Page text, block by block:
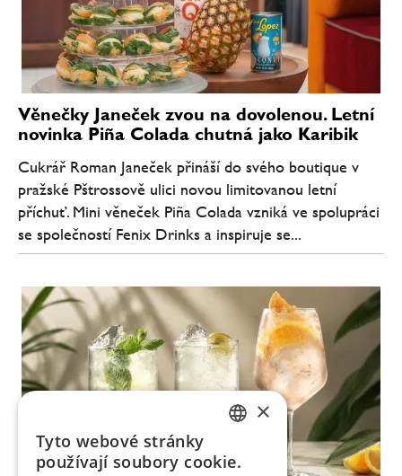
Věnečky Janeček zvou na dovolenou. Letní
novinka Piña Colada chutná jako Karibik
Cukrář Roman Janeček přináší do svého boutique v
pražské Pštrossově ulici novou limitovanou letní
příchuť. Mini věneček Piña Colada vzniká ve spolupráci
se společností Fenix Drinks a inspiruje se...
×
Tyto webové stránky
používají soubory cookie.